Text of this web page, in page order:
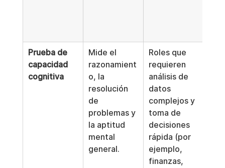
Prueba de
capacidad
cognitiva
Mide el
razonamient
o, la
resolución
de
problemas y
la aptitud
mental
general.
Roles que
requieren
análisis de
datos
complejos y
toma de
decisiones
rápida (por
ejemplo,
finanzas,